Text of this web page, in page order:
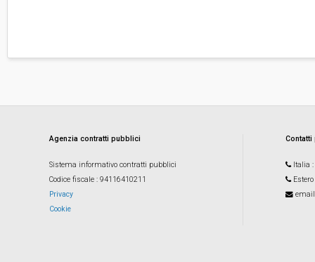
Agenzia contratti pubblici
Sistema informativo contratti pubblici
Codice fiscale : 94116410211
Privacy
Cookie
Italia
Estero
email